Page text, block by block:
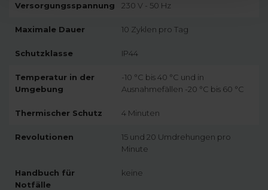
Versorgungsspannung 230 V - 50 Hz
Maximale Dauer 10 Zyklen pro Tag
Schutzklasse IP44
Temperatur in der
Umgebung
-10 °C bis 40 °C und in
Ausnahmefällen -20 °C bis 60 °C
Thermischer Schutz 4 Minuten
Revolutionen
15 und 20 Umdrehungen pro
Minute
Handbuch für
Notfälle
keine